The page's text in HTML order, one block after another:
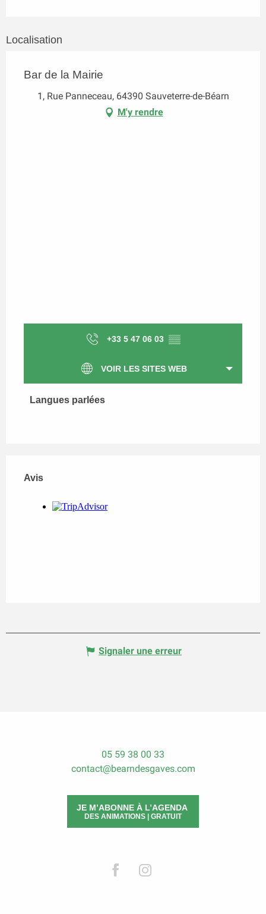
Localisation
Bar de la Mairie
1, Rue Panneceau, 64390 Sauveterre-de-Béarn
M'y rendre
+33 5 47 06 03 ▒▒
VOIR LES SITES WEB
Langues parlées
Langues parlées
Avis
Avis
Signaler une erreur
05 59 38 00 33
contact@bearndesgaves.com
JE M’ABONNE À L’AGENDA
DES ANIMATIONS | GRATUIT